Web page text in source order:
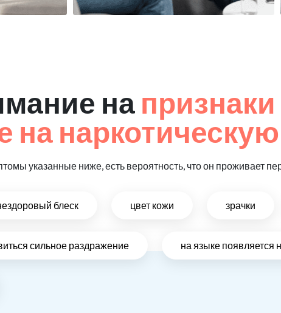
на признаки
указанные ниже, есть вероятность, что он проживает
блеск цвет кожи зрачки
сильное раздражение на языке